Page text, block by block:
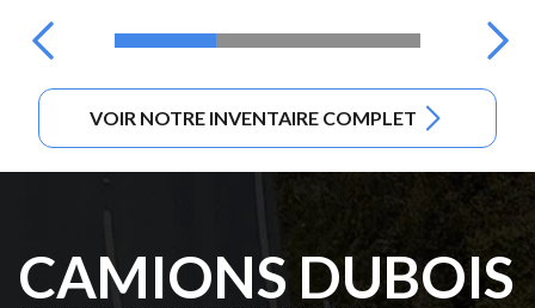
VOIR NOTRE INVENTAIRE COMPLET
CAMIONS DUBOIS